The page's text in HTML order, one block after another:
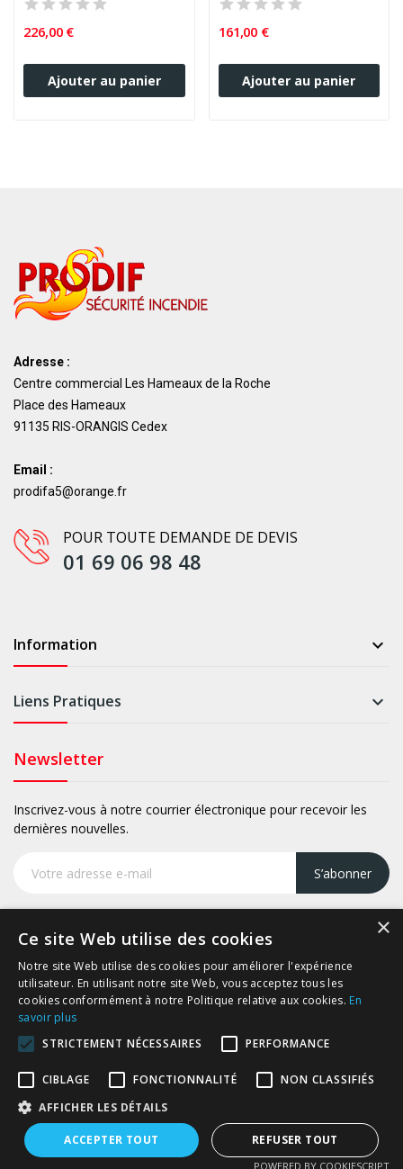
226,00 €
Ajouter au panier
161,00 €
Ajouter au panier
Adresse :
Centre commercial Les Hameaux de la Roche
Place des Hameaux
91135 RIS-ORANGIS Cedex
Email :
prodifa5@orange.fr
POUR TOUTE DEMANDE DE DEVIS
01 69 06 98 48
Information 
Liens Pratiques 
Newsletter
Inscrivez-vous à notre courrier électronique pour recevoir les
dernières nouvelles.
S’abonner
Copyright © Prodif.
×
Ce site Web utilise des cookies
Notre site Web utilise des cookies pour améliorer l'expérience
utilisateur. En utilisant notre site Web, vous acceptez tous les
cookies conformément à notre Politique relative aux cookies. En
savoir plus
STRICTEMENT NÉCESSAIRES
PERFORMANCE
CIBLAGE FONCTIONNALITÉ
NON CLASSIFIÉS
AFFICHER LES DÉTAILS
ACCEPTER TOUT REFUSER TOUT
POWERED BY COOKIESCRIPT